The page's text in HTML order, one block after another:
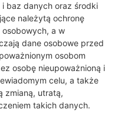
baz danych oraz środki
należytą ochronę
a w
dane osobowe przed
osobom
osobę nieupoważnioną i
celu, a także
zmianą, utratą,
takich danych.